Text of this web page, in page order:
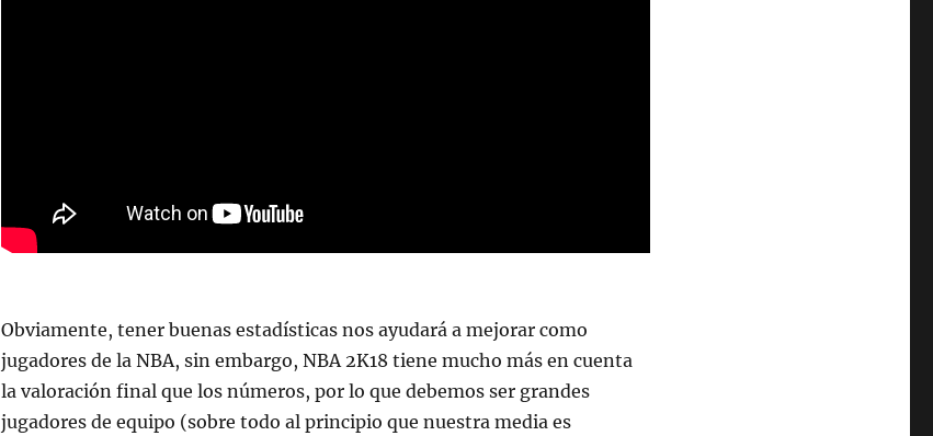
Obviamente, tener buenas estadísticas nos ayudará a mejorar como
jugadores de la NBA, sin embargo, NBA 2K18 tiene mucho más en cuenta
la valoración final que los números, por lo que debemos ser grandes
jugadores de equipo (sobre todo al principio que nuestra media es